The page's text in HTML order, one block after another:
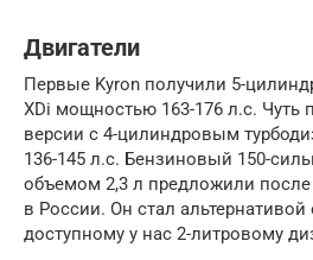
Двигатели
Первые Kyron получили 5-
XDi мощностью 163-176 л.с. Чуть
версии с 4-цилиндровым
136-145 л.с. Бензиновый 150-
объемом 2,3 л предложили после
в России. Он стал
доступному у нас 2-литровому